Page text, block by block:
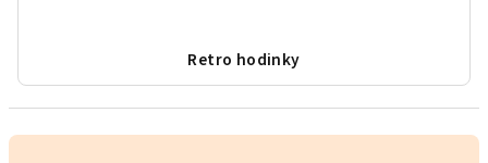
Retro hodinky